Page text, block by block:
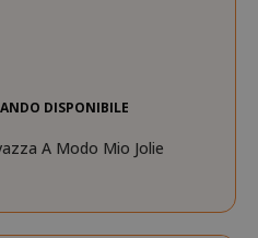
DISPONIBILE
A Modo Mio Jolie